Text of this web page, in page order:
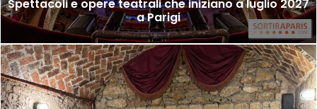
Spettacoli e opere teatrali che iniziano a luglio 2027
a Parigi